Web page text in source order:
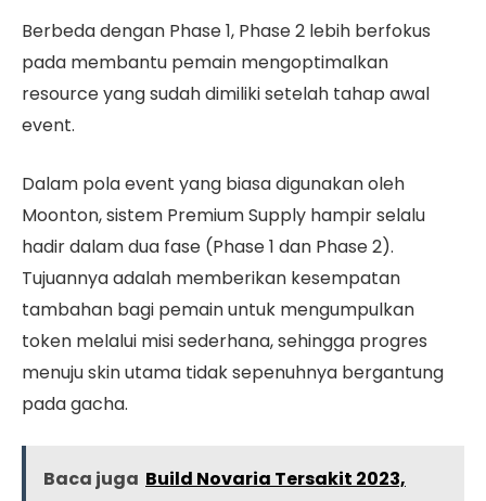
Berbeda dengan Phase 1, Phase 2 lebih berfokus
pada membantu pemain mengoptimalkan
resource yang sudah dimiliki setelah tahap awal
event.
Dalam pola event yang biasa digunakan oleh
Moonton, sistem Premium Supply hampir selalu
hadir dalam dua fase (Phase 1 dan Phase 2).
Tujuannya adalah memberikan kesempatan
tambahan bagi pemain untuk mengumpulkan
token melalui misi sederhana, sehingga progres
menuju skin utama tidak sepenuhnya bergantung
pada gacha.
Baca juga Build Novaria Tersakit 2023,